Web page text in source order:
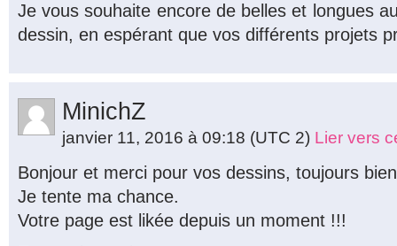
Je vous souhaite encore de belles et longues
dessin, en espérant que vos différents projets
MinichZ
janvier 11, 2016 à 09:18 (UTC 2) Lier vers
Bonjour et merci pour vos dessins, toujours
Je tente ma chance.
Votre page est likée depuis un moment !!!